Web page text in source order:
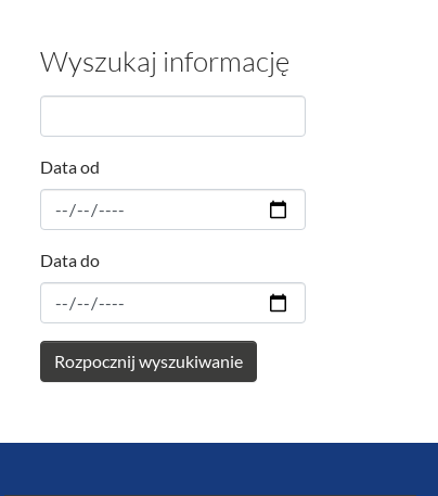
Wyszukaj informację
Data od
Data do